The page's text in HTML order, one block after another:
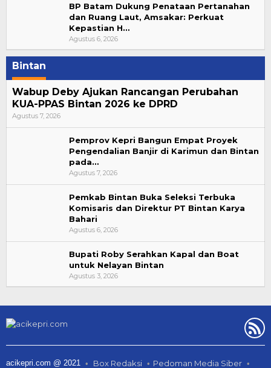
BP Batam Dukung Penataan Pertanahan
dan Ruang Laut, Amsakar: Perkuat
Kepastian H…
Agustus 6, 2026
Bintan
Wabup Deby Ajukan Rancangan Perubahan
KUA-PPAS Bintan 2026 ke DPRD
Agustus 7, 2026
Pemprov Kepri Bangun Empat Proyek
Pengendalian Banjir di Karimun dan Bintan
pada…
Agustus 7, 2026
Pemkab Bintan Buka Seleksi Terbuka
Komisaris dan Direktur PT Bintan Karya
Bahari
Agustus 6, 2026
Bupati Roby Serahkan Kapal dan Boat
untuk Nelayan Bintan
Agustus 3, 2026
acikepri.com @ 2021 Box Redaksi Pedoman Media Siber